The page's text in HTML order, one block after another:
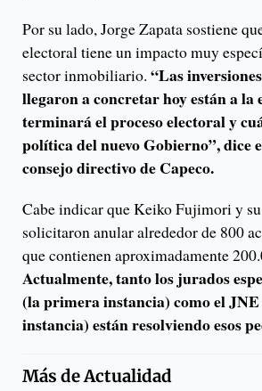
Por su lado, Jorge Zapata sostiene
electoral tiene un impacto muy
sector inmobiliario. “Las
llegaron a concretar hoy están a la
terminará el proceso electoral y
política del nuevo Gobierno”, dice
consejo directivo de Capeco.
Cabe indicar que Keiko Fujimori y
solicitaron anular alrededor de 800
que contienen aproximadamente
Actualmente, tanto los jurados
(la primera instancia) como el
instancia) están resolviendo esos
Más deActualidad